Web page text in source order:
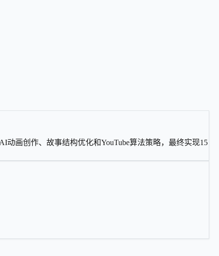
动画创作、故事结构优化和YouTube算法策略，最终实现15